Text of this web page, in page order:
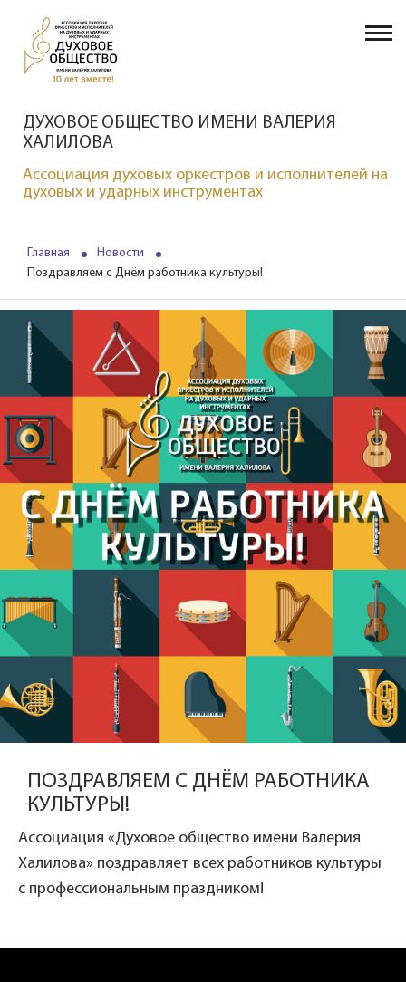
ДУХОВОЕ ОБЩЕСТВО ИМЕНИ ВАЛЕРИЯ
ХАЛИЛОВА
Ассоциация духовых оркестров и исполнителей на
духовых и ударных инструментах
Главная
Новости
Поздравляем с Днём работника культуры!
ПОЗДРАВЛЯЕМ С ДНЁМ РАБОТНИКА
КУЛЬТУРЫ!
Ассоциация «Духовое общество имени Валерия
Халилова» поздравляет всех работников культуры
с профессиональным праздником!